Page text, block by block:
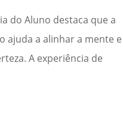
do Aluno destaca que a
ajuda a alinhar a mente e
A experiência de